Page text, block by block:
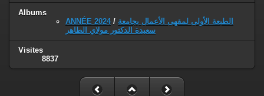
Albums
ANNÉE 2024/ الطبعة الأولى لمقهى الأعمال بجامعة
سعيدة الدكتور مولاي الطاهر
Visites
8837